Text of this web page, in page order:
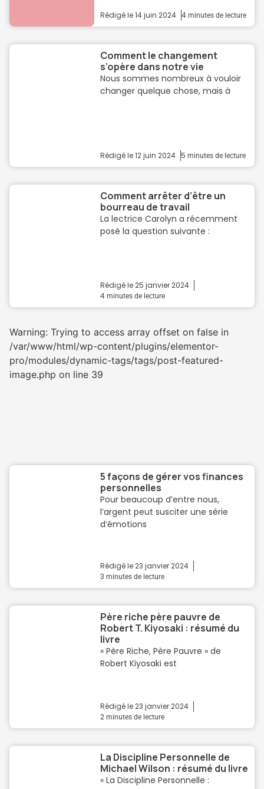
Rédigé le14 juin 2024 4 minutes de lecture
Comment le changement
s’opère dans notre vie
Nous sommes nombreux à vouloir
changer quelque chose, mais à
Rédigé le12 juin 2024 5 minutes de lecture
Comment arrêter d’être un
bourreau de travail
La lectrice Carolyn a récemment
posé la question suivante :
Rédigé le25 janvier 2024
4 minutes de lecture
Warning: Trying to access array offset on false in
/var/www/html/wp-content/plugins/elementor-
pro/modules/dynamic-tags/tags/post-featured-
image.php on line 39
5 façons de gérer vos finances
personnelles
Pour beaucoup d’entre nous,
l’argent peut susciter une série
d’émotions
Rédigé le23 janvier 2024
3 minutes de lecture
Père riche père pauvre de
Robert T. Kiyosaki : résumé du
livre
« Père Riche, Père Pauvre » de
Robert Kiyosaki est
Rédigé le23 janvier 2024
2 minutes de lecture
La Discipline Personnelle de
Michael Wilson : résumé du livre
« La Discipline Personnelle :